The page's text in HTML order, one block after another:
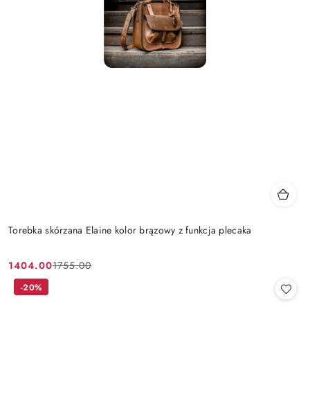
Torebka skórzana Elaine kolor brązowy z funkcja plecaka
Cena
promocyjna:
1404.00
Cena
przed
1755.00
-20%